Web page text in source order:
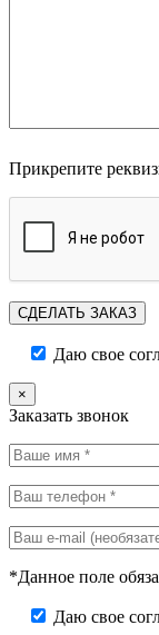
Прикрепите
Даю свое
×
Заказать звонок
*Данное поле
Даю свое